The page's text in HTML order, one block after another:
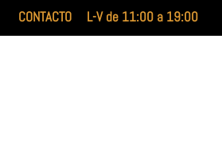
CONTACTO L-V de 11:00 a 19:00